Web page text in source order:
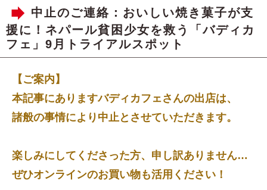
中止のご連絡：おいしい焼き菓子が支
援に！ネパール貧困少女を救う「バディカ
フェ」9月トライアルスポット
【ご案内】
本記事にありますバディカフェさんの出店は、
諸般の事情により中止とさせていただきます。
楽しみにしてくださった方、申し訳ありません…
ぜひオンラインのお買い物も活用ください！